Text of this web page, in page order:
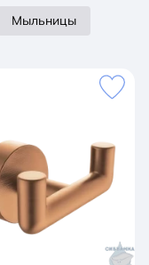
Мыльницы